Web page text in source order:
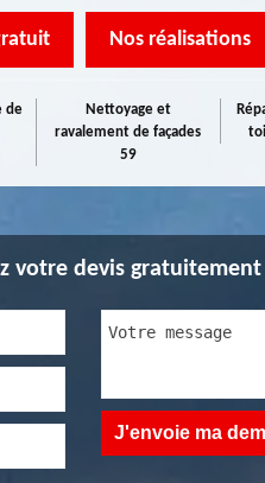
Nos réalisations
de
Nettoyage et
ravalement de façades
59
votre devis gratuitement